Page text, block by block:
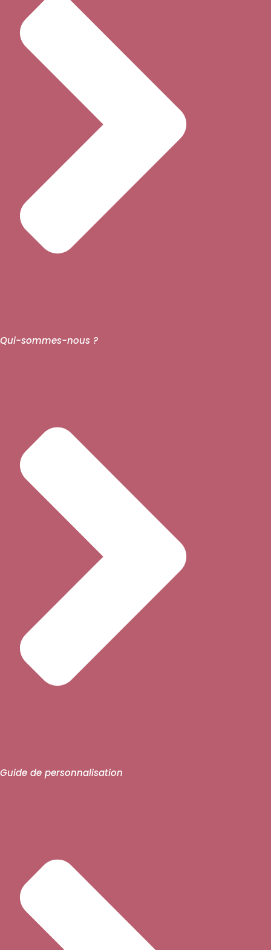
Qui-sommes-nous ?
Guide de personnalisation